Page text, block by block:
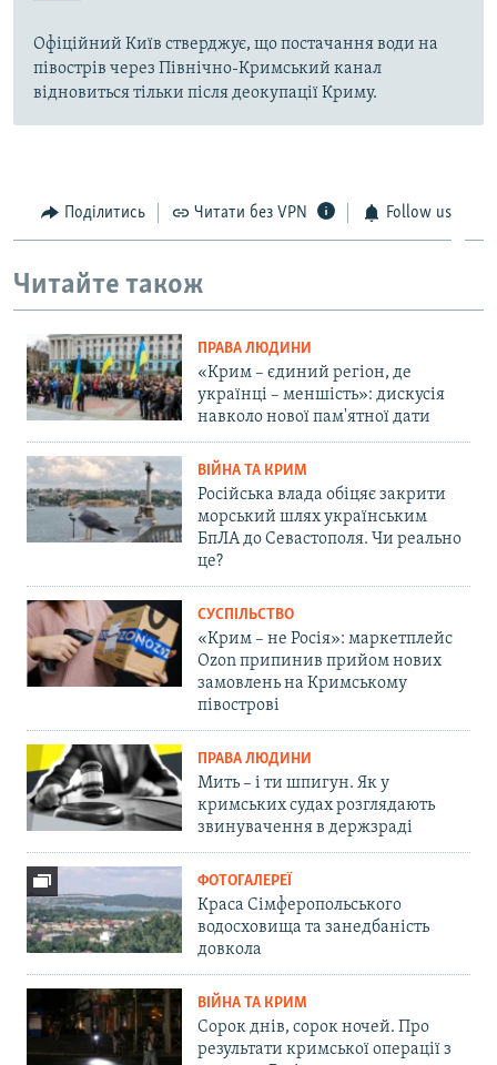
Офіційний Київ стверджує, що постачання води на
півострів через Північно-Кримський канал
відновиться тільки після деокупації Криму.
Поділитись Читати без VPN Follow us
Читайте також
ПРАВА ЛЮДИНИ
«Крим – єдиний регіон, де
українці – меншість»: дискусія
навколо нової пам'ятної дати
ВІЙНА ТА КРИМ
Російська влада обіцяє закрити
морський шлях українським
БпЛА до Севастополя. Чи реально
це?
СУСПІЛЬСТВО
«Крим – не Росія»: маркетплейс
Ozon припинив прийом нових
замовлень на Кримському
півострові
ПРАВА ЛЮДИНИ
Мить – і ти шпигун. Як у
кримських судах розглядають
звинувачення в держзраді
ФОТОГАЛЕРЕЇ
Краса Сімферопольського
водосховища та занедбаність
довкола
ВІЙНА ТА КРИМ
Сорок днів, сорок ночей. Про
результати кримської операції з